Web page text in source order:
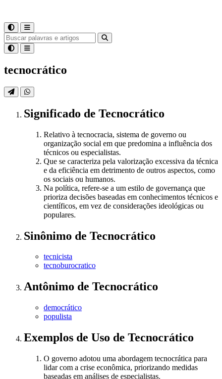
tecnocrático
Significado de Tecnocrático
Relativo à tecnocracia, sistema de governo ou
organização social em que predomina a influência dos
técnicos ou especialistas.
Que se caracteriza pela valorização excessiva da técnica
e da eficiência em detrimento de outros aspectos, como
os sociais ou humanos.
Na política, refere-se a um estilo de governança que
prioriza decisões baseadas em conhecimentos técnicos e
científicos, em vez de considerações ideológicas ou
populares.
Sinônimo de Tecnocrático
tecnicista
tecnoburocratico
Antônimo de Tecnocrático
democrático
populista
Exemplos de Uso de Tecnocrático
O governo adotou uma abordagem tecnocrática para
lidar com a crise econômica, priorizando medidas
baseadas em análises de especialistas.